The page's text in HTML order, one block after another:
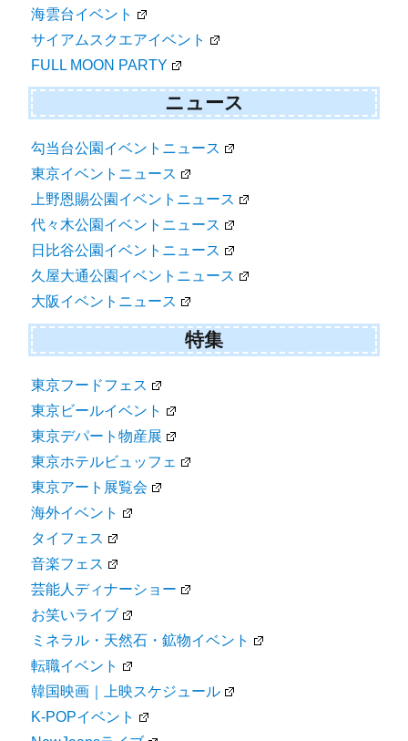
海雲台イベント
サイアムスクエアイベント
FULL MOON PARTY
ニュース
勾当台公園イベントニュース
東京イベントニュース
上野恩賜公園イベントニュース
代々木公園イベントニュース
日比谷公園イベントニュース
久屋大通公園イベントニュース
大阪イベントニュース
特集
東京フードフェス
東京ビールイベント
東京デパート物産展
東京ホテルビュッフェ
東京アート展覧会
海外イベント
タイフェス
音楽フェス
芸能人ディナーショー
お笑いライブ
ミネラル・天然石・鉱物イベント
転職イベント
韓国映画｜上映スケジュール
K-POPイベント